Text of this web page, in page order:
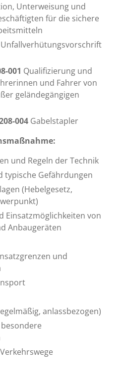
Unterweisung und
für die sichere
Unfallverhütungsvorschrift
001 Qualifizierung und
und Fahrer von
geländegängigen
004 Gabelstapler
und Regeln der Technik
typische Gefährdungen
(Hebelgesetz,
Einsatzmöglichkeiten von
Anbaugeräten
und
anlassbezogen)